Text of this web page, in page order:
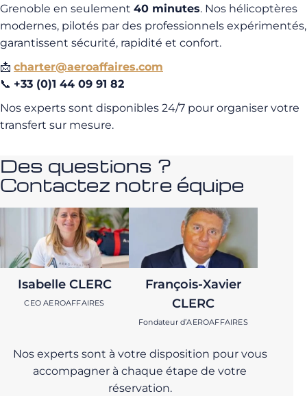
Grenoble en seulement 40 minutes. Nos hélicoptères
modernes, pilotés par des professionnels expérimentés,
garantissent sécurité, rapidité et confort.
📩 charter@aeroaffaires.com
📞 +33 (0)1 44 09 91 82
Nos experts sont disponibles 24/7 pour organiser votre
transfert sur mesure.
Des questions ?
Contactez notre équipe
Isabelle CLERC
CEO AEROAFFAIRES
François-Xavier
CLERC
Fondateur d’AEROAFFAIRES
Nos experts sont à votre disposition pour vous
accompagner à chaque étape de votre
réservation.